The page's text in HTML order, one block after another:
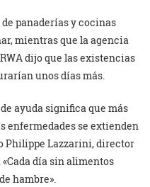
panaderías y cocinas
mientras que la agencia
dijo que las existencias
unos días más.
ayuda significa que más
enfermedades se extienden
Philippe Lazzarini, director
día sin alimentos
hambre».